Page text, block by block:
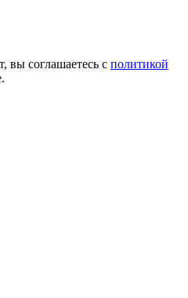
вы соглашаетесь с политикой